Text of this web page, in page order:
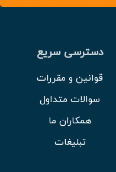
دسترسی سریع
قوانین و مقررات
سوالات متداول
همکاران ما
تبلیغات